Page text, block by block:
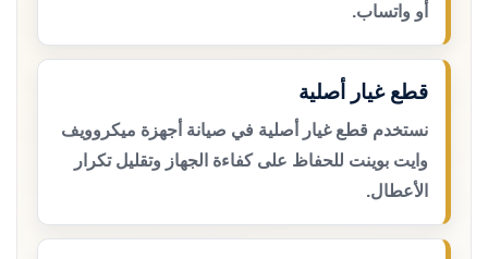
أو واتساب.
قطع غيار أصلية
نستخدم قطع غيار أصلية في صيانة أجهزة ميكروويف
وايت بوينت للحفاظ على كفاءة الجهاز وتقليل تكرار
الأعطال.